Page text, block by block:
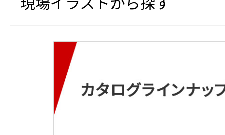
4月
FRP製トラック昇降タラ
軌陸両用運搬車 デュアル
B4（バケット＆4頭タイ
4月
送電線鉄塔建設用クライ
JCT036
送電線鉄塔建設用ジブク
重機取付型セーフティカ
コ®JK）
SGセトー（背面感知ガー
Safety Training System
小型海水淡水化装置（可
循環式手洗い機
3月
工事看板 ブロー枠
5月
オフグリッドハウス
空気清浄機 電気集塵タイ
秤 U字型
冷える～む2
エアーテント（エアーQ）
スポットエアコン
送風機